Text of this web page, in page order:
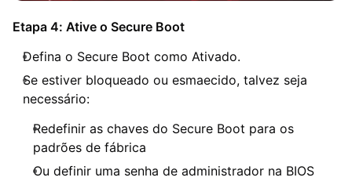
Etapa 4: Ative o Secure Boot
Defina o Secure Boot como Ativado.
Se estiver bloqueado ou esmaecido, talvez seja
necessário:
Redefinir as chaves do Secure Boot para os
padrões de fábrica
Ou definir uma senha de administrador na BIOS